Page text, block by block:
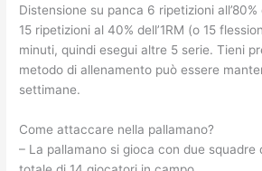
Distensione su panca 6 ripetizioni all’80%
15 ripetizioni al 40% dell’1RM (o 15
minuti, quindi esegui altre 5 serie. Tieni
metodo di allenamento può essere
settimane.
Come attaccare nella pallamano?
– La pallamano si gioca con due squadre